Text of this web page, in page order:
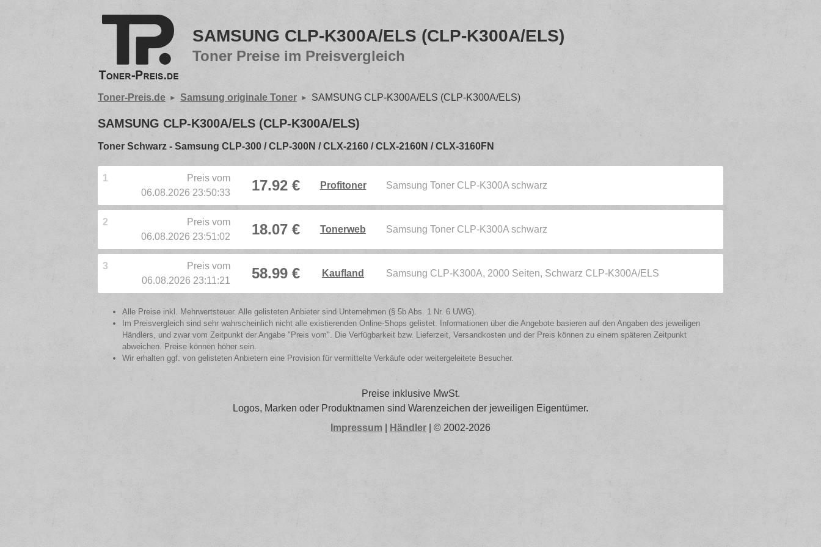
SAMSUNG CLP-K300A/ELS (CLP-K300A/ELS)
Toner Preise im Preisvergleich
Toner-Preis.de Samsung originale Toner SAMSUNG CLP-K300A/ELS (CLP-K300A/ELS)
SAMSUNG CLP-K300A/ELS (CLP-K300A/ELS)
Toner Schwarz - Samsung CLP-300 / CLP-300N / CLX-2160 / CLX-2160N / CLX-3160FN
1
Preis vom
06.08.2026 23:50:33
17.92 € Profitoner Samsung Toner CLP-K300A schwarz
2
Preis vom
06.08.2026 23:51:02
18.07 € Tonerweb Samsung Toner CLP-K300A schwarz
3
Preis vom
06.08.2026 23:11:21
58.99 € Kaufland Samsung CLP-K300A, 2000 Seiten, Schwarz CLP-K300A/ELS
Alle Preise inkl. Mehrwertsteuer. Alle gelisteten Anbieter sind Unternehmen (§ 5b Abs. 1 Nr. 6 UWG).
Im Preisvergleich sind sehr wahrscheinlich nicht alle existierenden Online-Shops gelistet. Informationen über die Angebote basieren auf den Angaben des jeweiligen
Händlers, und zwar vom Zeitpunkt der Angabe "Preis vom". Die Verfügbarkeit bzw. Lieferzeit, Versandkosten und der Preis können zu einem späteren Zeitpunkt
abweichen. Preise können höher sein.
Wir erhalten ggf. von gelisteten Anbietern eine Provision für vermittelte Verkäufe oder weitergeleitete Besucher.
Preise inklusive MwSt.
Logos, Marken oder Produktnamen sind Warenzeichen der jeweiligen Eigentümer.
Impressum
Händler | © 2002-2026